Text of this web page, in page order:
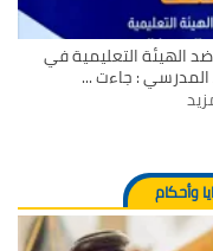
التعليمية في
: جاءت ...